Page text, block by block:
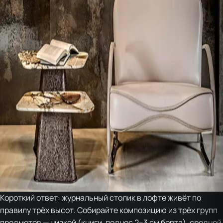
Короткий ответ: журнальный столик в лофте живёт по
правилу трёх высот. Собирайте композицию из трёх групп